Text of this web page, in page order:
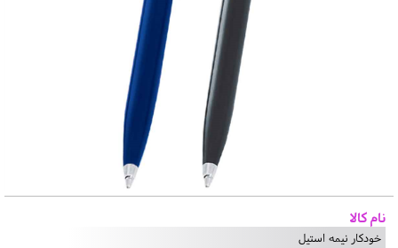
نام کالا
خودکار نیمه استیل